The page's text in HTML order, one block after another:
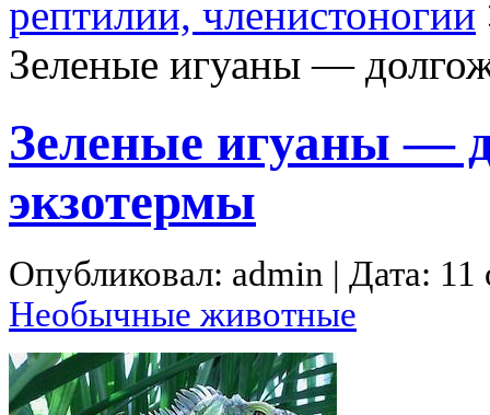
рептилии, членистоногии
Зеленые игуаны —
Зеленые игуаны —
экзотермы
Опубликовал: admin | Дата: 11
Необычные животные